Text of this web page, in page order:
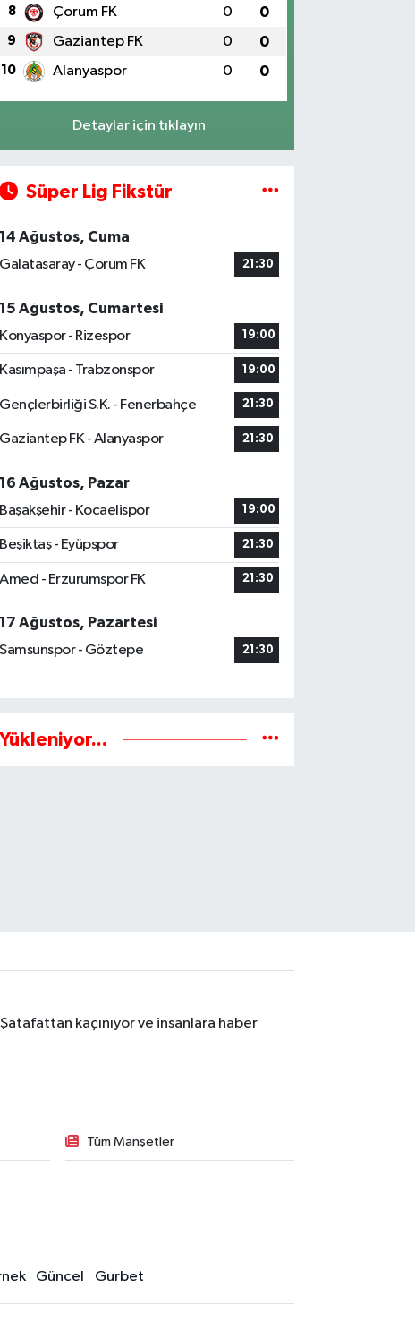
8 Çorum FK 0 0
9 Gaziantep FK 0 0
10 Alanyaspor 0 0
Detaylar için tıklayın
Süper Lig Fikstür
14 Ağustos, Cuma
Galatasaray - Çorum FK
21:30
15 Ağustos, Cumartesi
Konyaspor - Rizespor
19:00
Kasımpaşa - Trabzonspor 19:00
Gençlerbirliği S.K. - Fenerbahçe 21:30
Gaziantep FK - Alanyaspor 21:30
16 Ağustos, Pazar
Başakşehir - Kocaelispor
19:00
Beşiktaş - Eyüpspor 21:30
Amed - Erzurumspor FK 21:30
17 Ağustos, Pazartesi
Samsunspor - Göztepe
21:30
Yükleniyor...
kaçınıyor ve insanlara haber
Tüm Manşetler
Güncel Gurbet